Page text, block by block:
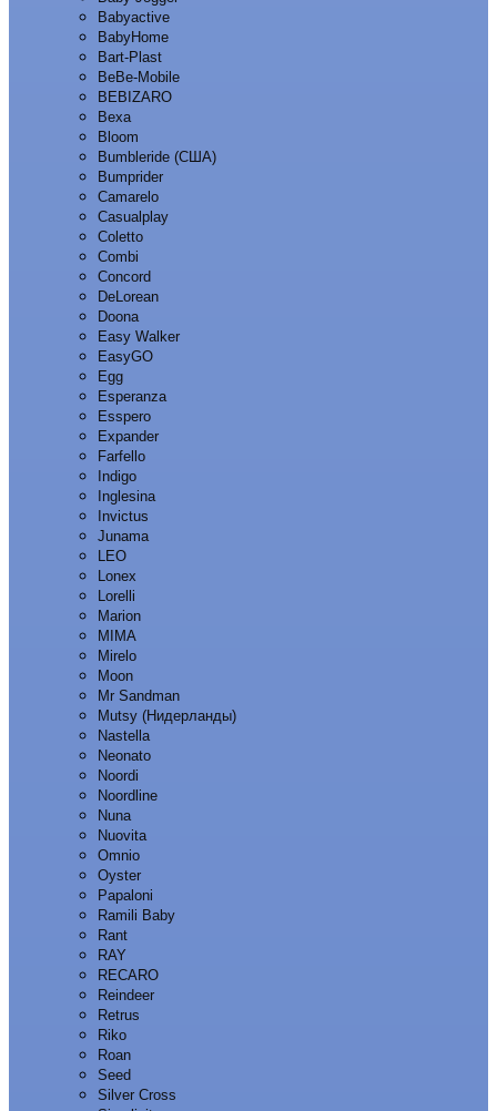
Babyactive
BabyHome
Bart-Plast
BeBe-Mobile
BEBIZARO
Bexa
Bloom
Bumbleride (США)
Bumprider
Camarelo
Casualplay
Coletto
Combi
Concord
DeLorean
Doona
Easy Walker
EasyGO
Egg
Esperanza
Esspero
Expander
Farfello
Indigo
Inglesina
Invictus
Junama
LEO
Lonex
Lorelli
Marion
MIMA
Mirelo
Moon
Mr Sandman
Mutsy (Нидерланды)
Nastella
Neonato
Noordi
Noordline
Nuna
Nuovita
Omnio
Oyster
Papaloni
Ramili Baby
Rant
RAY
RECARO
Reindeer
Retrus
Riko
Roan
Seed
Silver Cross